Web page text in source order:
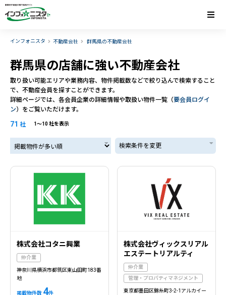
インフォニスタ 不動産会社 群馬県の不動産会社
群馬県の店舗に強い不動産会社
取り扱い可能エリアや業務内容、物件掲載数などで絞り込んで検索すること
で、不動産会員を探すことができます。
詳細ページでは、各会員企業の詳細情報や取扱い物件一覧（要会員ログイ
ン）をご覧いただけます。
71 社 1〜10 社を表示
掲載物件が多い順 検索条件を変更
株式会社コタニ興業
仲介業
神奈川県横浜市都筑区東山田町183番
地
掲載物件数 4件
株式会社ヴィックスリアル
エステートリアルティ
仲介業
管理・プロパティマネジメント
東京都墨田区錦糸町3-2-1アルカイー